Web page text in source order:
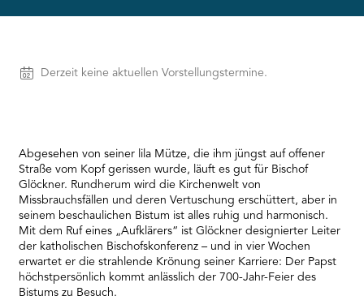
setup
their
content
to
the
list
of
technologies
used.
Powered
by
Usercentrics
Vorstellungen
Derzeit keine aktuellen Vorstellungstermine.
Abgesehen von seiner lila Mütze, die ihm jüngst auf offener
Straße vom Kopf gerissen wurde, läuft es gut für Bischof
Glöckner. Rundherum wird die Kirchenwelt von
Missbrauchsfällen und deren Vertuschung erschüttert, aber in
seinem beschaulichen Bistum ist alles ruhig und harmonisch.
Mit dem Ruf eines „Aufklärers“ ist Glöckner designierter Leiter
der katholischen Bischofskonferenz – und in vier Wochen
erwartet er die strahlende Krönung seiner Karriere: Der Papst
höchstpersönlich kommt anlässlich der 700-Jahr-Feier des
Bistums zu Besuch.